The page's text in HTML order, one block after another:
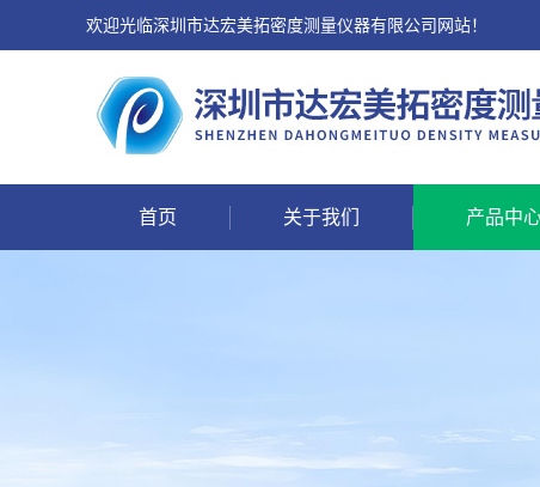
欢迎光临深圳市达宏美拓密度测量仪器有限公司网站！
首页 关于我们 产品中